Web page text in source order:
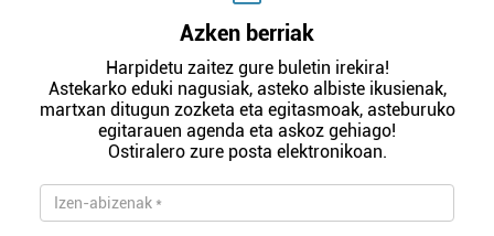
Azken berriak
Harpidetu zaitez gure buletin irekira!
Astekarko eduki nagusiak, asteko albiste ikusienak,
martxan ditugun zozketa eta egitasmoak, asteburuko
egitarauen agenda eta askoz gehiago!
Ostiralero zure posta elektronikoan.